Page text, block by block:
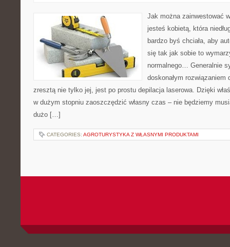
Jak można zainwestować
jesteś kobietą, która
bardzo byś chciała, aby
się tak jak sobie to
normalnego… Generalnie
doskonałym rozwiązaniem
zresztą nie tylko jej, jest po prostu depilacja laserowa. Dzięki
w dużym stopniu zaoszczędzić własny czas – nie będziemy
dużo […]
CATEGORIES: AGROTURYSTYKA Z WŁASNYMI PRODUKTAMI